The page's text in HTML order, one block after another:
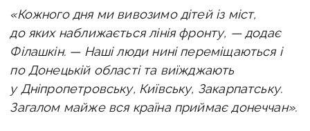
«Кожного дня ми вивозимо дітей із міст,
до яких наближається лінія фронту, — додає
Філашкін. — Наші люди ниніпереміщаються і
по Донецькій області та виїжджають
у Дніпропетровську, Київську, Закарпатську.
Загалом майже вся країна приймає донеччан».